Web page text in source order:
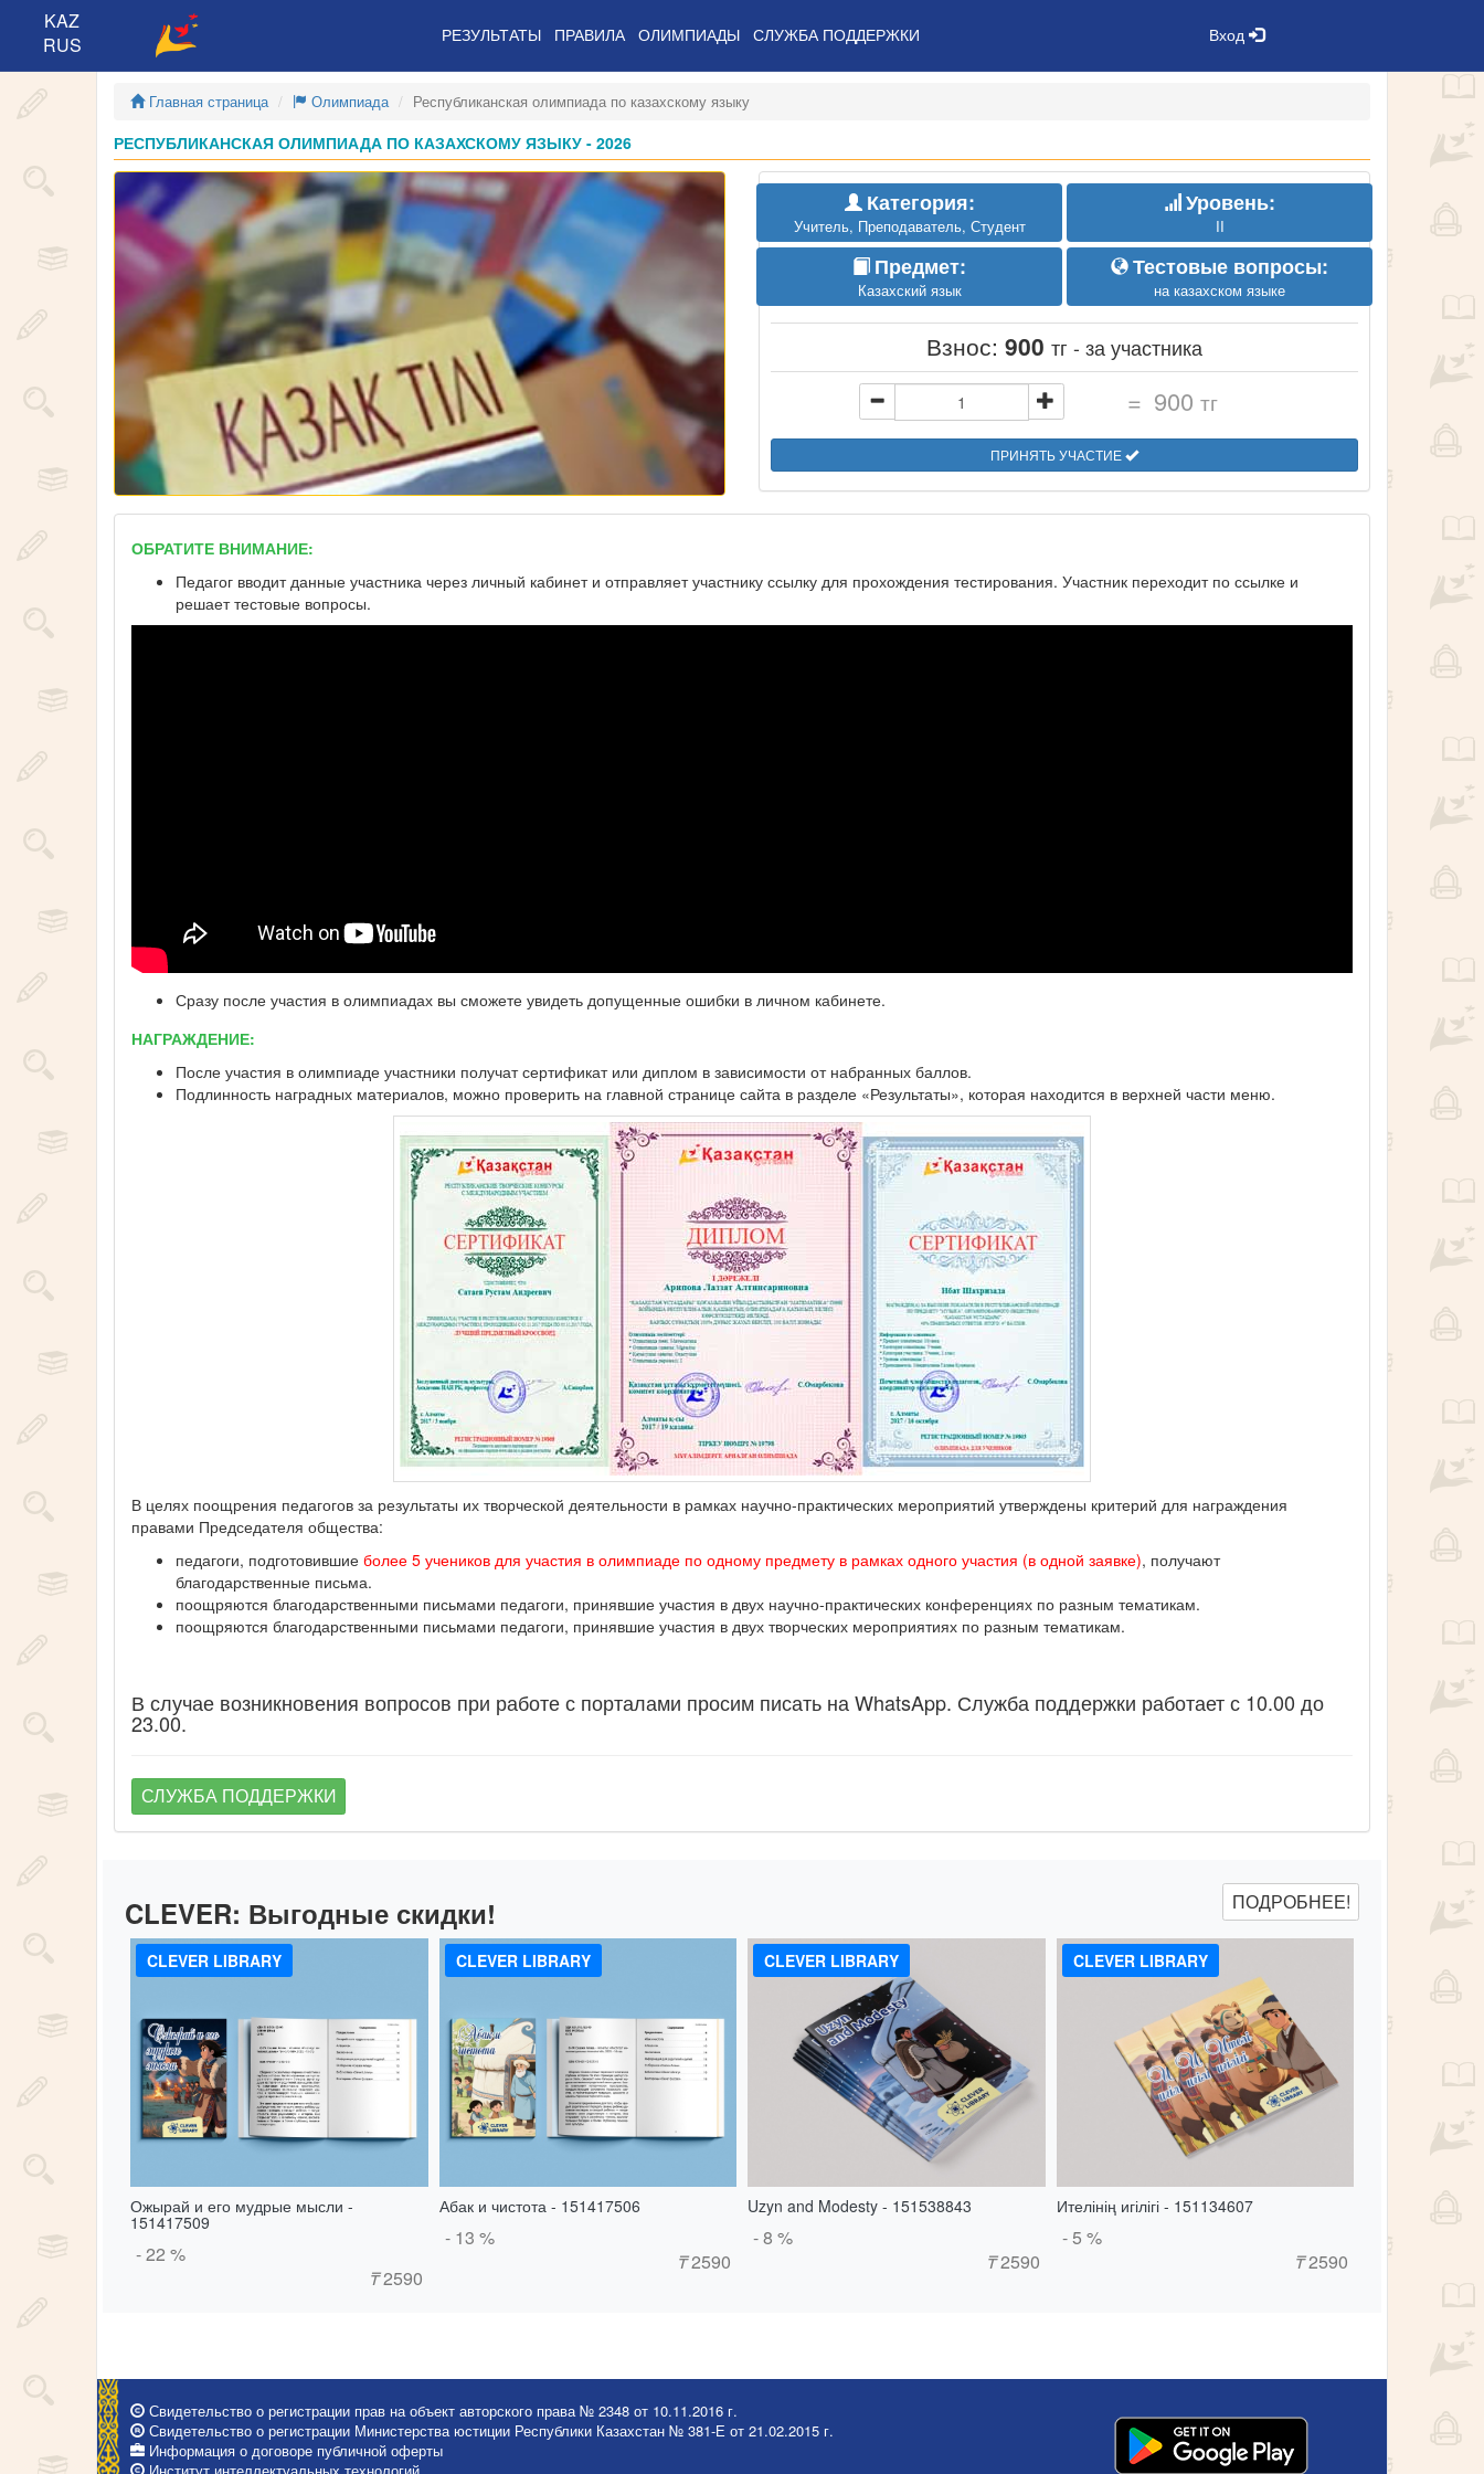
KAZ
RUS
РЕЗУЛЬТАТЫ ПРАВИЛА ОЛИМПИАДЫ СЛУЖБА ПОДДЕРЖКИ Вход
Главная страница Олимпиада Республиканская олимпиада по казахскому языку
РЕСПУБЛИКАНСКАЯ ОЛИМПИАДА ПО КАЗАХСКОМУ ЯЗЫКУ - 2026
Категория:
Учитель, Преподаватель, Студент
Уровень:
II
Предмет:
Казахский язык
Тестовые вопросы:
на казахском языке
Взнос: 900 тг - за участника
= 900 тг
ПРИНЯТЬ УЧАСТИЕ
ОБРАТИТЕ ВНИМАНИЕ:
Педагог вводит данные участника через личный кабинет и отправляет участнику ссылку для прохождения тестирования. Участник переходит по ссылке и
решает тестовые вопросы.
Сразу после участия в олимпиадах вы сможете увидеть допущенные ошибки в личном кабинете.
НАГРАЖДЕНИЕ:
После участия в олимпиаде участники получат сертификат или диплом в зависимости от набранных баллов.
Подлинность наградных материалов, можно проверить на главной странице сайта в разделе «Результаты», которая находится в верхней части меню.
В целях поощрения педагогов за результаты их творческой деятельности в рамках научно-практических мероприятий утверждены критерий для награждения
правами Председателя общества:
педагоги, подготовившие более 5 учеников для участия в олимпиаде по одному предмету в рамках одного участия (в одной заявке), получают
благодарственные письма.
поощряются благодарственными письмами педагоги, принявшие участия в двух научно-практических конференциях по разным тематикам.
поощряются благодарственными письмами педагоги, принявшие участия в двух творческих мероприятиях по разным тематикам.
В случае возникновения вопросов при работе с порталами просим писать на WhatsApp. Служба поддержки работает с 10.00 до
23.00.
СЛУЖБА ПОДДЕРЖКИ
CLEVER: Выгодные скидки! ПОДРОБНЕЕ!
CLEVER LIBRARY
Ожырай и его мудрые мысли -
151417509
- 22 %
₸2590
CLEVER LIBRARY
Абак и чистота - 151417506
- 13 %
₸2590
CLEVER LIBRARY
Uzyn and Modesty - 151538843
- 8 %
₸2590
CLEVER LIBRARY
Ителінің игілігі - 151134607
- 5 %
₸2590
Свидетельство о регистрации прав на объект авторского права № 2348 от 10.11.2016 г.
Свидетельство о регистрации Министерства юстиции Республики Казахстан № 381-Е от 21.02.2015 г.
Информация о договоре публичной оферты